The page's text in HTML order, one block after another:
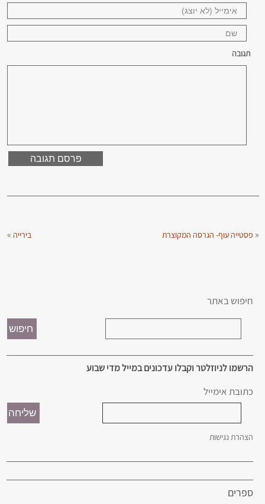
תגובה
« פסטייה עוף- הגרסה המקוצרת בירייה»
חיפוש באתר
הרשמו לניוזלטר וקבלו עדכונים במייל מדי שבוע
כתובת אימייל
הצהרת נגישות
ספרים